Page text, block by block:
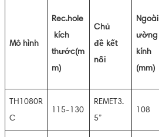
Mô hình
Rec.hole
kích
thước(m
m)
Chủ
đề kết
nối
Ngoài
ường
kính
(mm)
TH1080R
C
115-130
REMET3.
5”
108